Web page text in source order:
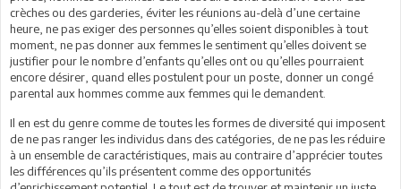
crèches ou des garderies, éviter les réunions au-delà d’une certaine
heure, ne pas exiger des personnes qu’elles soient disponibles à tout
moment, ne pas donner aux femmes le sentiment qu’elles doivent se
justifier pour le nombre d’enfants qu’elles ont ou qu’elles pourraient
encore désirer, quand elles postulent pour un poste, donner un congé
parental aux hommes comme aux femmes qui le demandent.
Il en est du genre comme de toutes les formes de diversité qui imposent
de ne pas ranger les individus dans des catégories, de ne pas les réduire
à un ensemble de caractéristiques, mais au contraire d’apprécier toutes
les différences qu’ils présentent comme des opportunités